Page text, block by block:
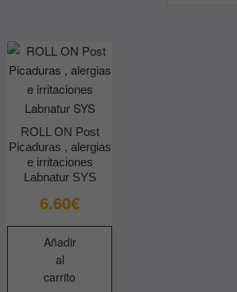
ROLL ON Post
Picaduras , alergias
e irritaciones
Labnatur SYS
6.60€
Añadir
al
carrito